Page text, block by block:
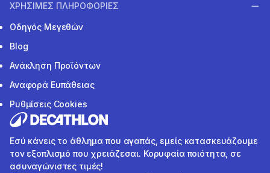
ΧΡΗΣΙΜΕΣ ΠΛΗΡΟΦΟΡΙΕΣ
Οδηγός Μεγεθών
Blog
Ανάκληση Προϊόντων
Αναφορά Ευπάθειας
Ρυθμίσεις Cookies
Εσύ κάνεις το άθλημα που αγαπάς, εμείς κατασκευάζουμε
τον εξοπλισμό που χρειάζεσαι. Κορυφαία ποιότητα, σε
ασυναγώνιστες τιμές!